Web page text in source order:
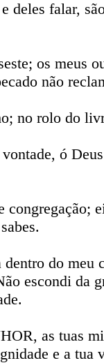
deles falar,
os meus
não
no rolo do
ó
congregação;
do meu
escondi da
as tuas
e a tua